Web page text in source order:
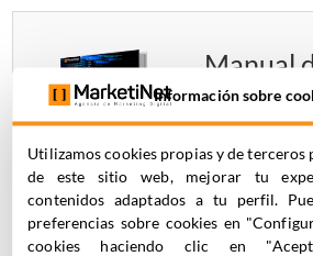
Manual
aprende
de
paso a
Información sobre
Utilizamos cookies propias y de
de este sitio web, mejorar tu
contenidos adaptados a tu perfil.
preferencias sobre cookies en
cookies haciendo clic en